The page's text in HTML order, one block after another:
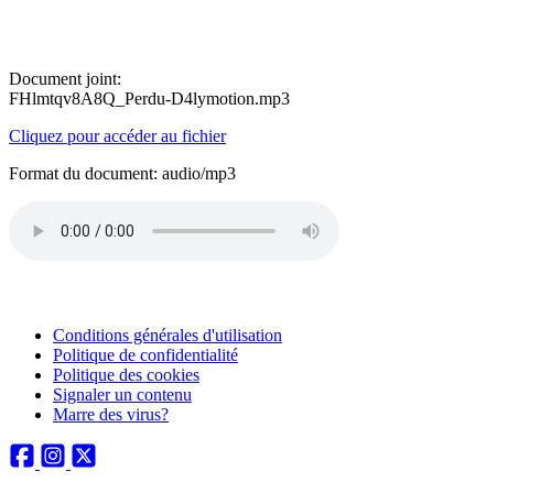
Document joint:
FHlmtqv8A8Q_Perdu-D4lymotion.mp3
Cliquez pour accéder au fichier
Format du document: audio/mp3
Conditions générales d'utilisation
Politique de confidentialité
Politique des cookies
Signaler un contenu
Marre des virus?